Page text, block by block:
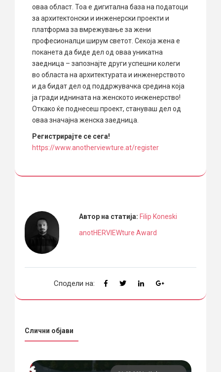
оваа област. Тоа е дигитална база на податоци
за архитектонски и инженерски проекти и
платформа за вмрежување за жени
професионалци ширум светот. Секоја жена е
поканета да биде дел од оваа уникатна
заедница – запознајте други успешни колеги
во областа на архитектурата и инженерството
и да бидат дел од поддржувачка средина која
ја гради иднината на женското инженерство!
Откако ќе поднесеш проект, стануваш дел од
оваа значајна женска заедница.
Регистрирајте се сега!
https://www.anotherviewture.at/register
Автор на статија: Filip Koneski
anotHERVIEWture Award
Сподели на:
Слични објави